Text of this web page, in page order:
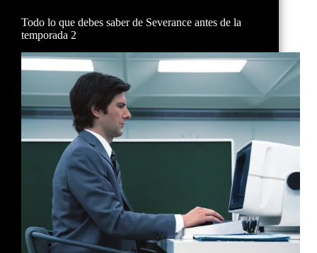
Todo lo que debes saber de Severance antes de la
temporada 2